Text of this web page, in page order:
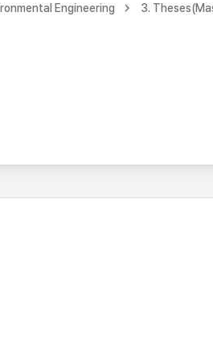
Engineering 3.